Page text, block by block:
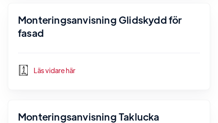
Monteringsanvisning Glidskydd för
fasad
Läs vidare här
Monteringsanvisning Taklucka